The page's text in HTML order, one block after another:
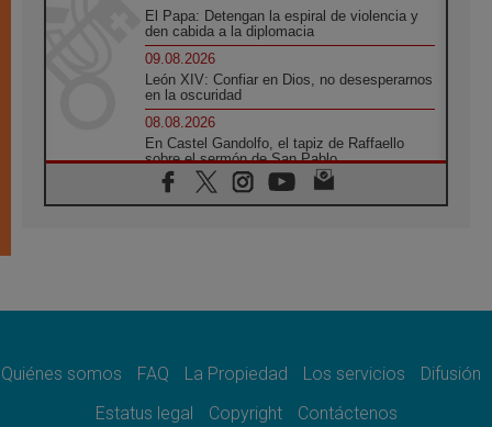
El Papa: Detengan la espiral de violencia y
den cabida a la diplomacia
09.08.2026
León XIV: Confiar en Dios, no desesperarnos
en la oscuridad
08.08.2026
En Castel Gandolfo, el tapiz de Raffaello
sobre el sermón de San Pablo
08.08.2026
En Colombia, «la paz no se compra con una
08.08.2026
08.08.2026
del Buen Consejo de Genazzano
Quiénes somos FAQ La Propiedad Los servicios
Difusión
Estatus legal
Copyright Contáctenos